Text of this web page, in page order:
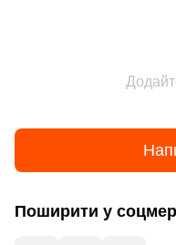
Поширити у